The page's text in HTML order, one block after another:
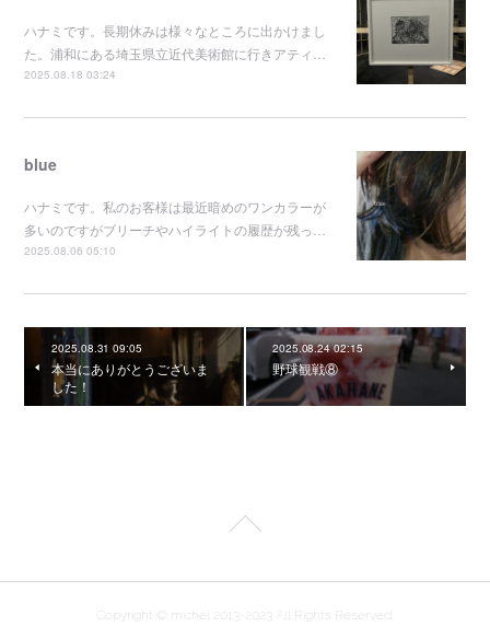
ハナミです。長期休みは様々なところに出かけまし
た。浦和にある埼玉県立近代美術館に行きアティ…
2025.08.18 03:24
blue
ハナミです。私のお客様は最近暗めのワンカラーが
多いのですがブリーチやハイライトの履歴が残っ…
2025.08.06 05:10
2025.08.31 09:05
本当にありがとうございま
した！
2025.08.24 02:15
野球観戦⑧
Copyright © michel 2013-2023 All Rights Reserved.